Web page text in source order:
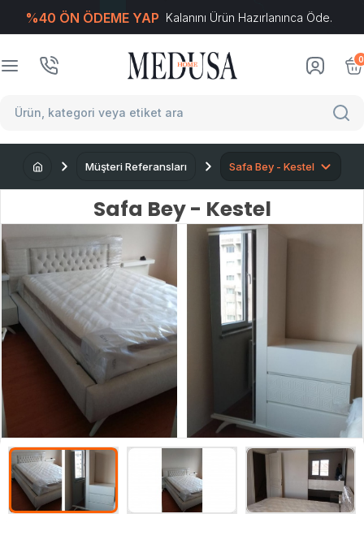
%40 ÖN ÖDEME YAP Kalanını Ürün Hazırlanınca Öde.
0
Müşteri Referansları Safa Bey - Kestel
Safa Bey - Kestel
T-Soft E-Ticaret Sistemleriyle Hazırlanmıştır.